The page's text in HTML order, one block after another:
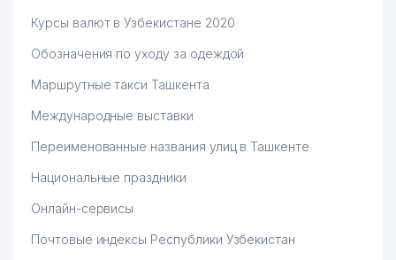
Курсы валют в Узбекистане 2020
Обозначения по уходу за одеждой
Маршрутные такси Ташкента
Международные выставки
Переименованные названия улиц в Ташкенте
Национальные праздники
Онлайн-сервисы
Почтовые индексы Республики Узбекистан